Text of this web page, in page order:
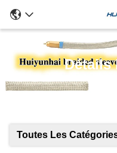
Détails
Toutes Les